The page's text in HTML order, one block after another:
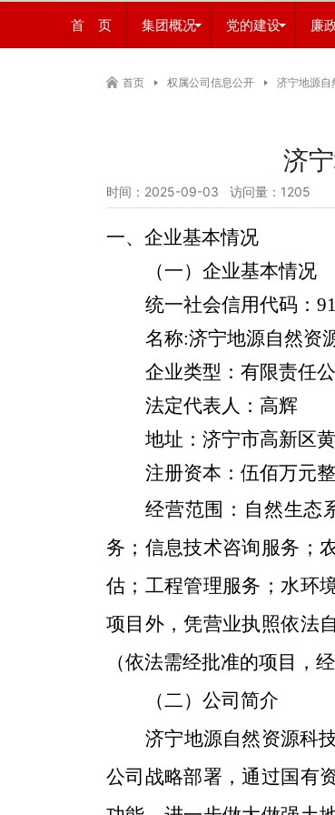
首 页 集团概况 党的建设 廉
首页 权属公司信息公开 济宁地源自
济
时间：2025-09-03 访问量：1205
一、企业基本情况
（一）企业基本情况
统一社会信用代码：
名称:济宁地源自然资
企业类型：有限责任
法定代表人： 高辉
地址：济宁市高新区
注册资本： 伍佰万元整
经营范围： 自然生态
务；信息技术咨询服务；
估；工程管理服务；水环
项目外，凭营业执照依法
（依法需经批准的项目，
（二） 公司简介
济宁地源自然资源科
公司战略部署，通过国有